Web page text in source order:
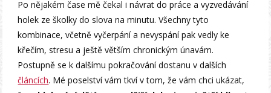
Po nějakém čase mě čekal i návrat do práce a vyzvedávání
holek ze školky do slova na minutu. Všechny tyto
kombinace, včetně vyčerpání a nevyspání pak vedly ke
křečím, stresu a ještě větším chronickým únavám.
Postupně se k dalšímu pokračování dostanu v dalších
článcích. Mé poselství vám tkví v tom, že vám chci ukázat,